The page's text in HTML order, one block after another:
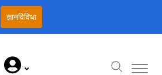
ज्ञानविविधा